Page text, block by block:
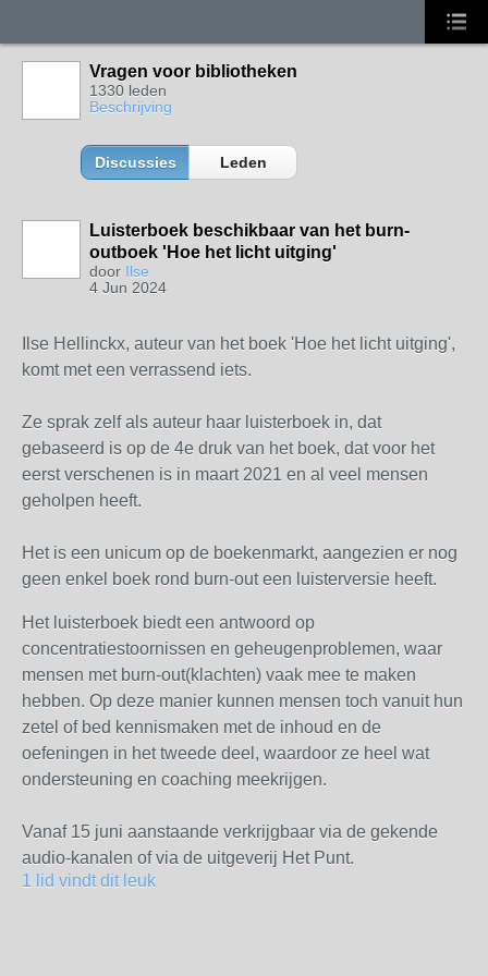
Vragen voor bibliotheken
1330 leden
Beschrijving
Discussies Leden
Luisterboek beschikbaar van het burn-
outboek 'Hoe het licht uitging'
door Ilse
4 Jun 2024
Ilse Hellinckx, auteur van het boek 'Hoe het licht uitging',
komt met een verrassend iets.
Ze sprak zelf als auteur haar luisterboek in, dat
gebaseerd is op de 4e druk van het boek, dat voor het
eerst verschenen is in maart 2021 en al veel mensen
geholpen heeft.
Het is een unicum op de boekenmarkt, aangezien er nog
geen enkel boek rond burn-out een luisterversie heeft.
Het luisterboek biedt een antwoord op
concentratiestoornissen en geheugenproblemen, waar
mensen met burn-out(klachten) vaak mee te maken
hebben. Op deze manier kunnen mensen toch vanuit hun
zetel of bed kennismaken met de inhoud en de
oefeningen in het tweede deel, waardoor ze heel wat
ondersteuning en coaching meekrijgen.
Vanaf 15 juni aanstaande verkrijgbaar via de gekende
audio-kanalen of via de uitgeverij Het Punt.
1 lid vindt dit leuk